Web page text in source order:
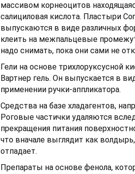
массивом корнеоцитов
салициловая кислота. Пластыри
выпускаются в виде различных
клеить на межпальцевые
надо снимать, пока они сами не
Гели на основе трихлоруксусной
Вартнер гель. Он выпускается в
применении ручки-аппликатора.
Средства на базе хладагентов,
Роговые частички удаляются
прекращения питания
что вначале выглядит как
отпадает.
Препараты на основе фенола,